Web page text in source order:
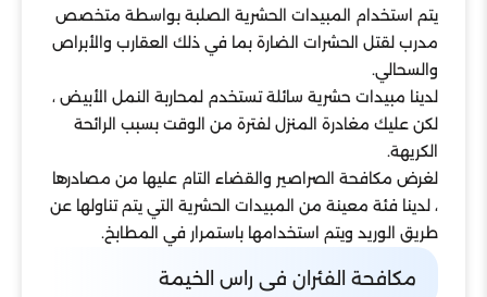
يتم استخدام المبيدات الحشرية الصلبة بواسطة متخصص
مدرب لقتل الحشرات الضارة بما في ذلك العقارب والأبراص
والسحالي.
لدينا مبيدات حشرية سائلة تستخدم لمحاربة النمل الأبيض ،
لكن عليك مغادرة المنزل لفترة من الوقت بسبب الرائحة
الكريهة.
لغرض مكافحة الصراصير والقضاء التام عليها من مصادرها
، لدينا فئة معينة من المبيدات الحشرية التي يتم تناولها عن
طريق الوريد ويتم استخدامها باستمرار في المطابخ.
مكافحة الفئران فى راس الخيمة